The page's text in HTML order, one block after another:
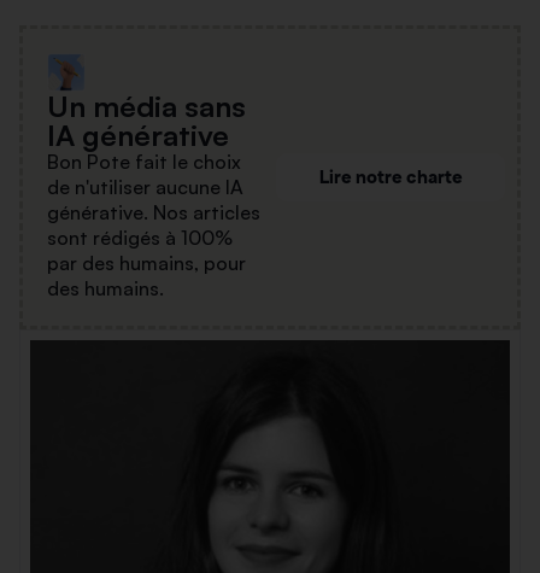
Un média sans
IA générative
Bon Pote fait le choix
de n'utiliser aucune IA
générative. Nos articles
sont rédigés à 100%
par des humains, pour
des humains.
Lire notre charte